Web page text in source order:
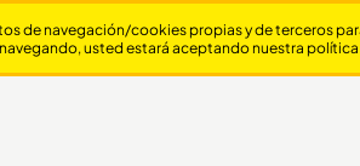
de navegación/cookies propias y de terceros
navegando, usted estará aceptando nuestra